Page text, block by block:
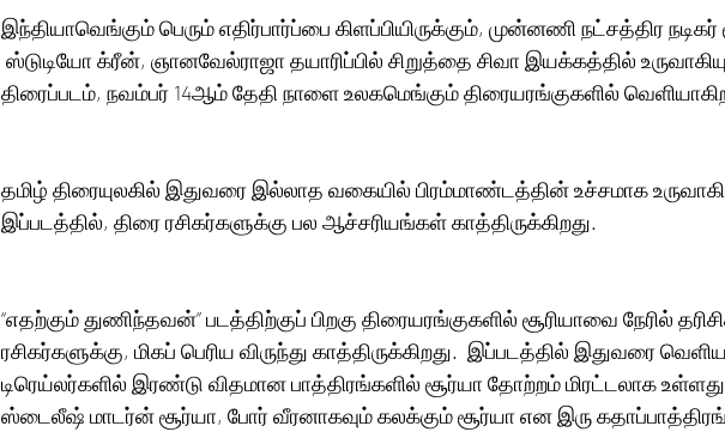
இந்தியாவெங்கும் பெரும் எதிர்பார்ப்பை கிளப்பியிருக்கும், முன்னணி நட்சத்திர நடிகர்
ஸ்டுடியோ க்ரீன், ஞானவேல்ராஜா தயாரிப்பில் சிறுத்தை சிவா இயக்கத்தில்
திரைப்படம், நவம்பர் 14ஆம் தேதி நாளை உலகமெங்கும் திரையரங்குகளில்
தமிழ் திரையுலகில் இதுவரை இல்லாத வகையில் பிரம்மாண்டத்தின் உச்சமாக
இப்படத்தில், திரை ரசிகர்களுக்கு பல ஆச்சரியங்கள் காத்திருக்கிறது.
“எதற்கும் துணிந்தவன்” படத்திற்குப் பிறகு திரையரங்குகளில் சூரியாவை நேரில்
ரசிகர்களுக்கு, மிகப் பெரிய விருந்து காத்திருக்கிறது.  இப்படத்தில் இதுவரை
டிரெய்லர்களில் இரண்டு விதமான பாத்திரங்களில் சூர்யா தோற்றம் மிரட்டலாக
ஸ்டைலீஷ் மாடர்ன் சூர்யா, போர் வீரனாகவும் கலக்கும் சூர்யா என இரு